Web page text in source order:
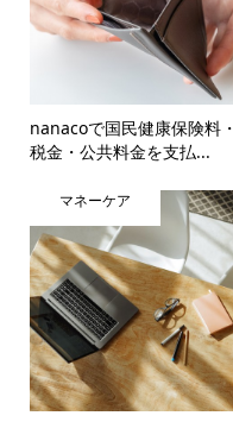
nanacoで国民健康保険料・
税金・公共料金を支払...
マネーケア